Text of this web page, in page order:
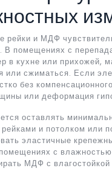
рейки и МДФ
В помещениях с
в кухне или прихожей,
или сжиматься. Если
без
или деформация
оставлять
и потолком или
эластичные
с
МДФ с влагостойкой